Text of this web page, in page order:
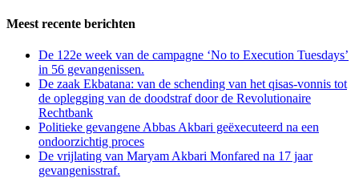
Meest recente berichten
De 122e week van de campagne ‘No to Execution Tuesdays’
in 56 gevangenissen.
De zaak Ekbatana: van de schending van het qisas-vonnis tot
de oplegging van de doodstraf door de Revolutionaire
Rechtbank
Politieke gevangene Abbas Akbari geëxecuteerd na een
ondoorzichtig proces
De vrijlating van Maryam Akbari Monfared na 17 jaar
gevangenisstraf.